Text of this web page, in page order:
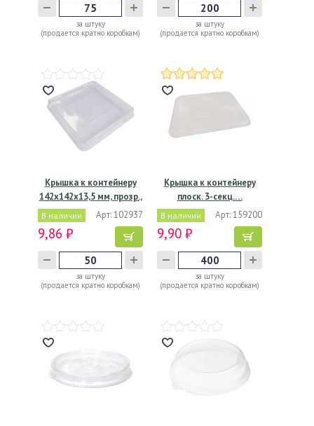
за штуку
(продается кратно коробкам)
за штуку
(продается кратно коробкам)
Крышка к контейнеру
142х142х13,5 мм, прозр.,
В наличии Арт: 102937
9,86 ₽
за штуку
(продается кратно коробкам)
Крышка к контейнеру
плоск. 3-секц.…
В наличии Арт: 159200
9,90 ₽
за штуку
(продается кратно коробкам)